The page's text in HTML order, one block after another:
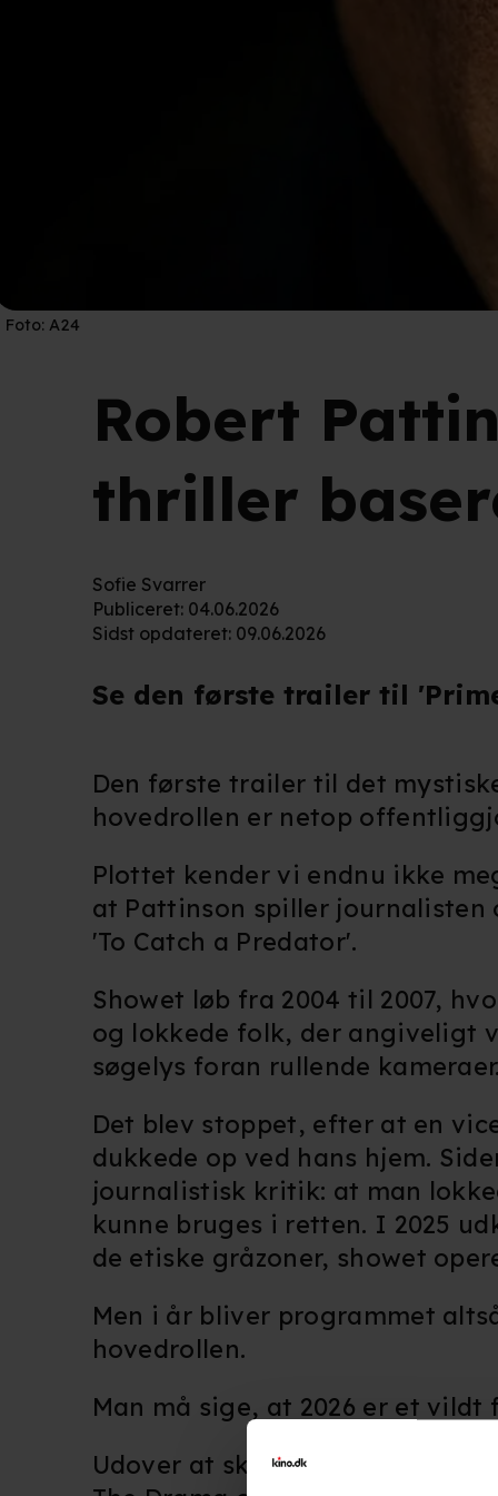
Foto: A24
Robert
thriller
Sofie Svarrer
Publiceret: 04.06.2026
Sidst opdateret: 09.06.2026
Se den første trailer til
Den første trailer til det
hovedrollen er netop
Plottet kender vi endnu ikke
at Pattinson spiller
'To Catch a Predator'.
Showet løb fra 2004 til 2007,
og lokkede folk, der angiveligt
søgelys foran rullende kameraer.
Det blev stoppet, efter at en
dukkede op ved hans hjem.
journalistisk kritik: at man
kunne bruges i retten. I 2025
de etiske gråzoner, showet
Men i år bliver programmet
hovedrollen.
Man må sige, at 2026 er et
Udover at skulle portrættere